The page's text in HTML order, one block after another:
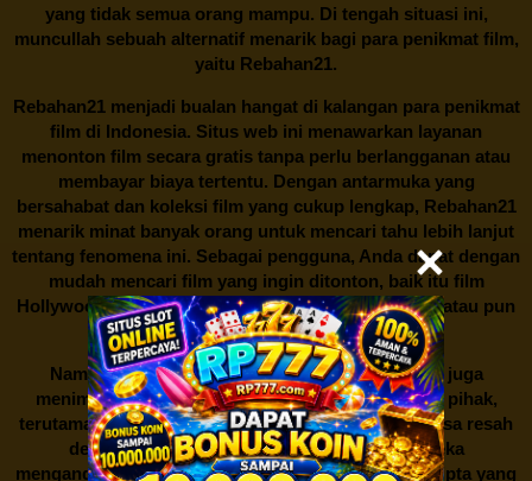
yang tidak semua orang mampu. Di tengah situasi ini,
muncullah sebuah alternatif menarik bagi para penikmat film,
yaitu Rebahan21.
Rebahan21menjadi bualan hangat di kalangan para penikmat
film di Indonesia. Situs web ini menawarkan layanan
menonton film secara gratis tanpa perlu berlangganan atau
membayar biaya tertentu. Dengan antarmuka yang
bersahabat dan koleksi film yang cukup lengkap, Rebahan21
menarik minat banyak orang untuk mencari tahu lebih lanjut
tentang fenomena ini. Sebagai pengguna, Anda dapat dengan
mudah mencari film yang ingin ditonton, baik itu film
Hollywood terbaru, drama Korea yang sedang hits, atau pun
produksi film lokal dengan kualitas terbaik.
Namun, seperti halnya cerita manis,Rebahan21juga
menimbulkan kontroversi di industri film. Banyak pihak,
terutama produsen film dan pemilik hak cipta, merasa resah
dengan maraknya situs-situs seperti ini. Mereka
menganggapnya sebagai bentuk pelanggaran hak cipta yang